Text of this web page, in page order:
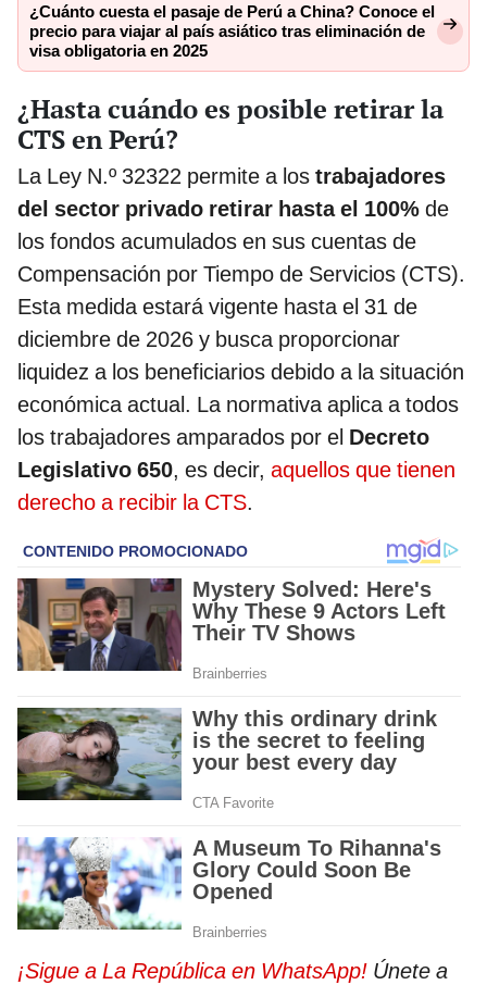
¿Cuánto cuesta el pasaje de Perú a China? Conoce el
precio para viajar al país asiático tras eliminación de
visa obligatoria en 2025
¿Hasta cuándo es posible retirar la
CTS en Perú?
La Ley N.º 32322 permite a los trabajadores
del sector privado retirar hasta el 100% de
los fondos acumulados en sus cuentas de
Compensación por Tiempo de Servicios (CTS).
Esta medida estará vigente hasta el 31 de
diciembre de 2026 y busca proporcionar
liquidez a los beneficiarios debido a la situación
económica actual. La normativa aplica a todos
los trabajadores amparados por el Decreto
Legislativo 650, es decir, aquellos que tienen
derecho a recibir la CTS.
¡Sigue a La República en WhatsApp! Únete a